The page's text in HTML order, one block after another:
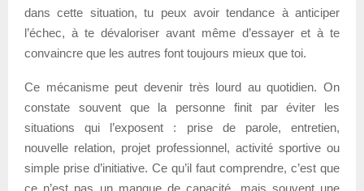
dans cette situation, tu peux avoir tendance à anticiper
l’échec, à te dévaloriser avant même d’essayer et à te
convaincre que les autres font toujours mieux que toi.
Ce mécanisme peut devenir très lourd au quotidien. On
constate souvent que la personne finit par éviter les
situations qui l’exposent : prise de parole, entretien,
nouvelle relation, projet professionnel, activité sportive ou
simple prise d’initiative. Ce qu’il faut comprendre, c’est que
ce n’est pas un manque de capacité, mais souvent une